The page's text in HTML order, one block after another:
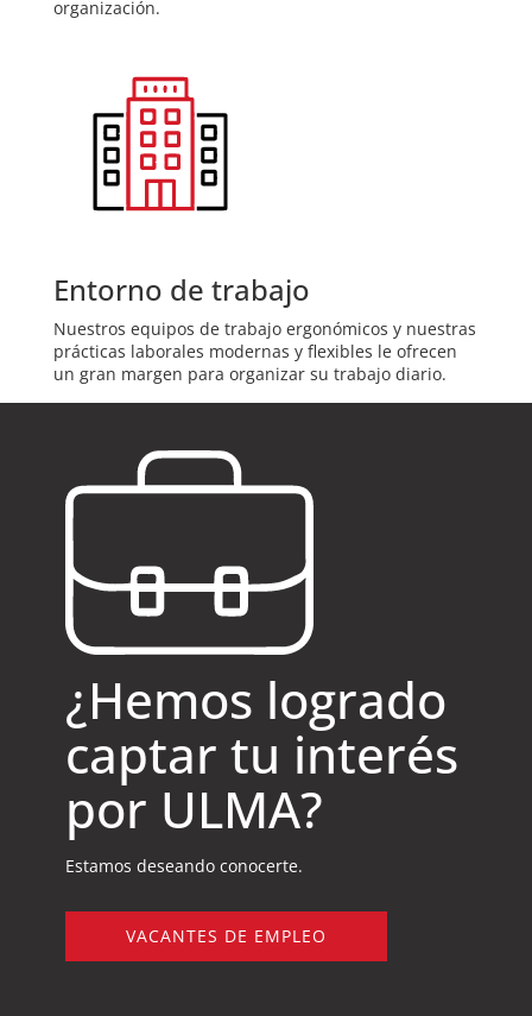
organización.
Entorno de trabajo
Nuestros equipos de trabajo ergonómicos y nuestras
prácticas laborales modernas y flexibles le ofrecen
un gran margen para organizar su trabajo diario.
¿Hemos logrado
captar tu interés
por ULMA?
Estamos deseando conocerte.
VACANTES DE EMPLEO